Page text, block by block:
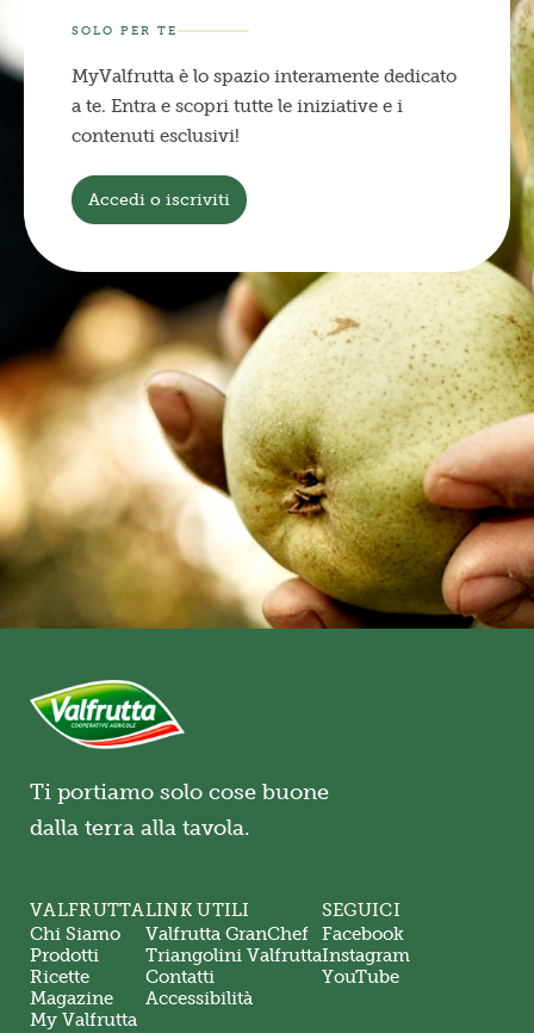
SOLO PER TE
MyValfrutta è lo spazio interamente dedicato
a te. Entra e scopri tutte le iniziative e i
contenuti esclusivi!
Accedi o iscriviti
Ti portiamo solo cose buone
dalla terra alla tavola.
VALFRUTTA
Chi Siamo
Prodotti
Ricette
Magazine
My Valfrutta
LINK UTILI
Valfrutta GranChef
Triangolini Valfrutta
Contatti
Accessibilità
SEGUICI
Facebook
Instagram
YouTube